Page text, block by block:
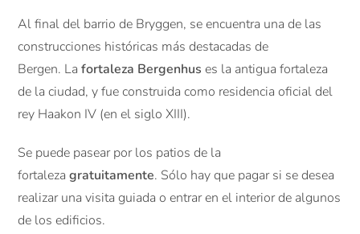
Al final del barrio de Bryggen, se encuentra una de las
construcciones históricas más destacadas de
Bergen. Lafortaleza Bergenhus es la antigua fortaleza
de la ciudad, y fue construida como residencia oficial del
rey Haakon IV (en el siglo XIII).
Se puede pasear por los patios de la
fortalezagratuitamente. Sólo hay que pagar si se desea
realizar una visita guiada o entrar en el interior de algunos
de los edificios.